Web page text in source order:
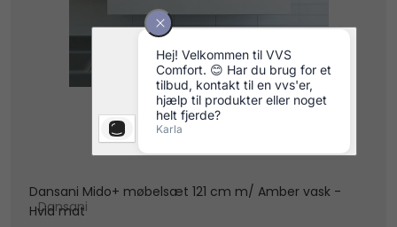
Dansani Mido+ møbelsæt 121 cm m/ Amber vask -
Hvid mat
Dansani